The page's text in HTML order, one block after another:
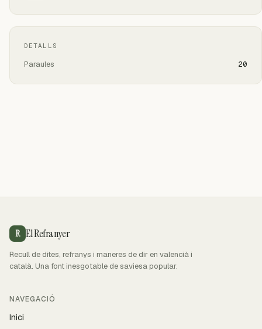
DETALLS
Paraules 20
R El Refranyer
Recull de dites, refranys i maneres de dir en valencià i
català. Una font inesgotable de saviesa popular.
NAVEGACIÓ
Inici